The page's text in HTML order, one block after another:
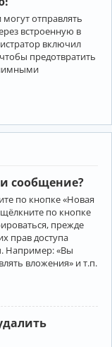
отправлять
встроенную в
включил
предотвратить
сообщение?
по кнопке «Новая
по кнопке
прежде
прав доступа
Например: «Вы
вложения» и т.п.